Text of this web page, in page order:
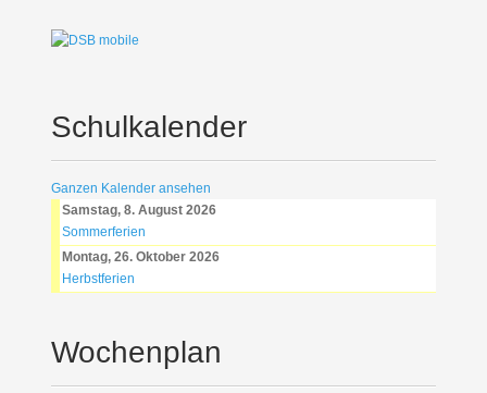
Schulkalender
Ganzen Kalender ansehen
Samstag, 8. August 2026
Sommerferien
Montag, 26. Oktober 2026
Herbstferien
Wochenplan